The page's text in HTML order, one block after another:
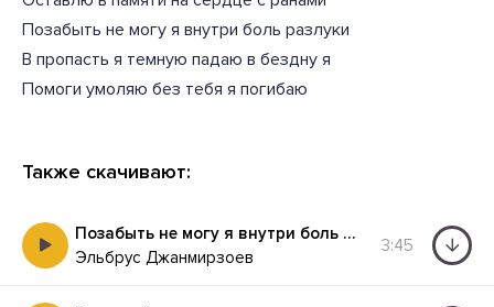
Позабыть не могу я внутри боль разлуки
В пропасть я темную падаю в бездну я
Помоги умоляю без тебя я погибаю
Также скачивают:
Позабыть не могу я внутри боль разлуки
Эльбрус Джанмирзоев
3:45